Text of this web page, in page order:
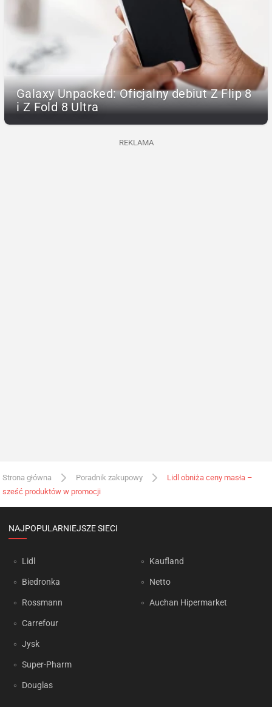
Galaxy Unpacked: Oficjalny debiut Z Flip 8
i Z Fold 8 Ultra
REKLAMA
Strona główna Poradnik zakupowy
Lidl obniża ceny masła –
sześć produktów w promocji
NAJPOPULARNIEJSZE SIECI
Lidl
Biedronka
Rossmann
Carrefour
Jysk
Super-Pharm
Douglas
Kaufland
Netto
Auchan Hipermarket